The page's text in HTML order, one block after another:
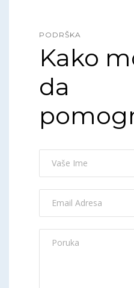
PODRŠKA
Kako
da